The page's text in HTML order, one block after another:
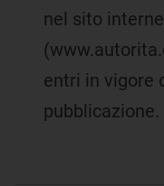
nel sito
entri in vigore
pubblicazione.